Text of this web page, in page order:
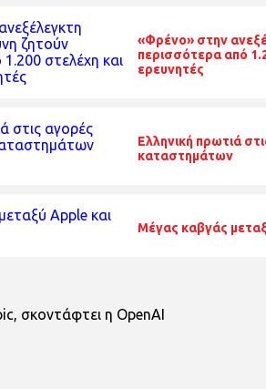
«Φρένο» στην
περισσότερα από
ερευνητές
Ελληνική πρωτιά
καταστημάτων
Μέγας καβγάς